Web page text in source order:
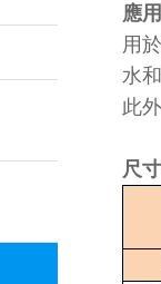
應
用
水
此
尺